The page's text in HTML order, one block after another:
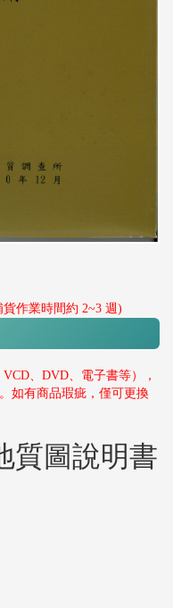
作業時間約 2~3 週)
、DVD、電子書等），
如有商品瑕疵，僅可更換
質圖說明書